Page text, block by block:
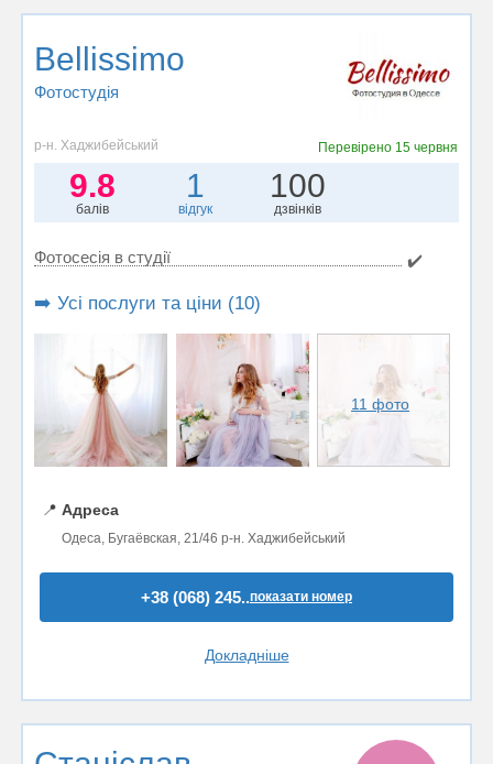
Bellissimo
Фотостудiя
р-н. Хаджибейський Перевірено 15 червня
9.8
балів
1
відгук
100
дзвінків
Фотосесія в студії ✔️
➡️ Усі послуги та ціни (10)
11 фото
📍 Адреса
Одеса, ​Бугаёвская, 21/46 р-н. Хаджибейський
+38 (068) 245..показати номер
Докладніше